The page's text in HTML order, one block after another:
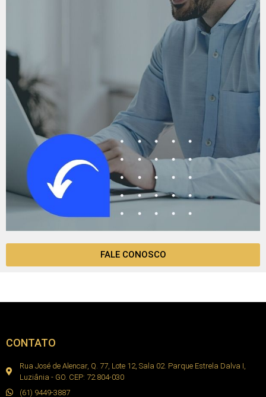
FALE CONOSCO
CONTATO
Rua José de Alencar, Q. 77, Lote 12, Sala 02. Parque Estrela Dalva I,
Luziânia - GO. CEP: 72.804-030
(61) 9449-3887